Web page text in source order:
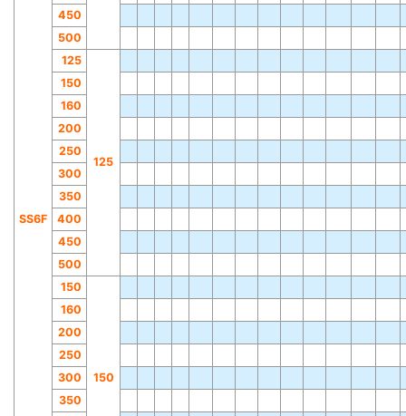
SS6F
450
500
125
125
150
160
200
250
300
350
400
450
500
150
150
160
200
250
300
350